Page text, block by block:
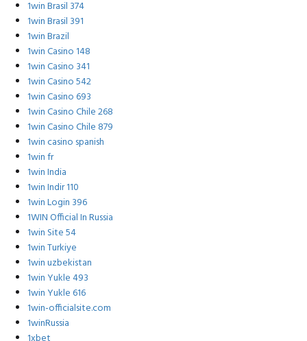
1win Brasil 374
1win Brasil 391
1win Brazil
1win Casino 148
1win Casino 341
1win Casino 542
1win Casino 693
1win Casino Chile 268
1win Casino Chile 879
1win casino spanish
1win fr
1win India
1win Indir 110
1win Login 396
1WIN Official In Russia
1win Site 54
1win Turkiye
1win uzbekistan
1win Yukle 493
1win Yukle 616
1win-officialsite.com
1winRussia